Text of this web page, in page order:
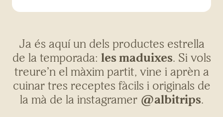
Ja és aquí un dels productes estrella
de la temporada: les maduixes. Si vols
treure’n el màxim partit, vine i aprèn a
cuinar tres receptes fàcils i originals de
la mà de la instagramer @albitrips.